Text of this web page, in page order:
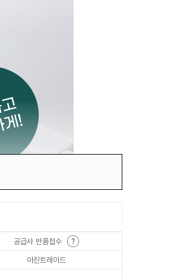
공급사 반품접수
아진트레이드